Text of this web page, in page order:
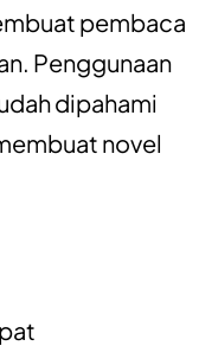
pembaca
Penggunaan
dipahami
novel